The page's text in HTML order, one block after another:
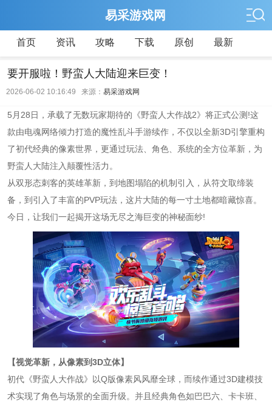
易采游戏网
首页 资讯 攻略 下载 原创 最新
要开服啦！野蛮人大陆迎来巨变！
2026-06-02 10:16:49 来源： 易采游戏网
5月28日，承载了无数玩家期待的《野蛮人大作战2》将正式公测!这
款由电魂网络倾力打造的魔性乱斗手游续作，不仅以全新3D引擎重构
了初代经典的像素世界，更通过玩法、角色、系统的全方位革新，为
野蛮人大陆注入颠覆性活力。
从双形态刺客的英雄革新，到地图塌陷的机制引入，从符文取缔装
备，到引入了丰富的PVP玩法，这片大陆的每一寸土地都暗藏惊喜。
今日，让我们一起揭开这场无尽之海巨变的神秘面纱!
【视觉革新，从像素到3D立体】
初代《野蛮人大作战》以Q版像素风风靡全球，而续作通过3D建模技
术实现了角色与场景的全面升级。并且经典角色如巴巴六、卡卡班、